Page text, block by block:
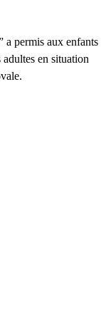
a permis aux enfants
adultes en situation